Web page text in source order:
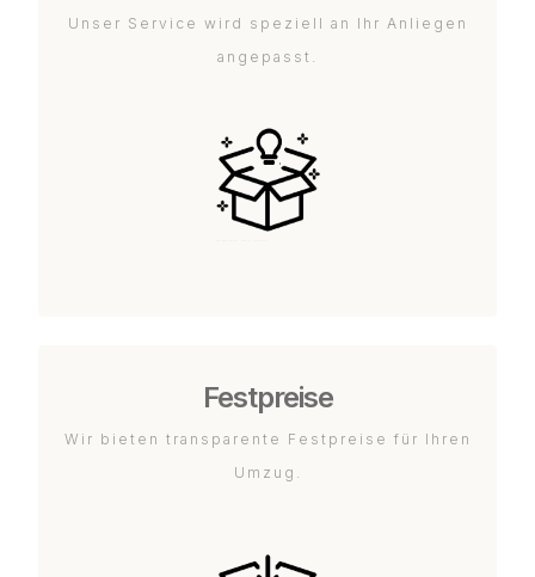
Unser Service wird speziell an Ihr Anliegen
angepasst.
Festpreise
Wir bieten transparente Festpreise für Ihren
Umzug.